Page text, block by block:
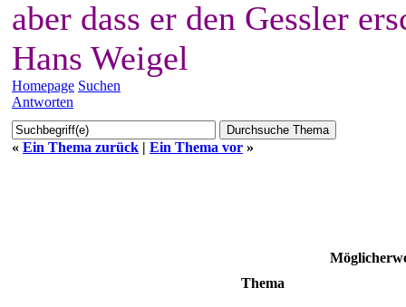
aber dass er den Gessler
Hans Weigel
Homepage Suchen
Antworten
« Ein Thema zurück | Ein Thema vor »
Thema